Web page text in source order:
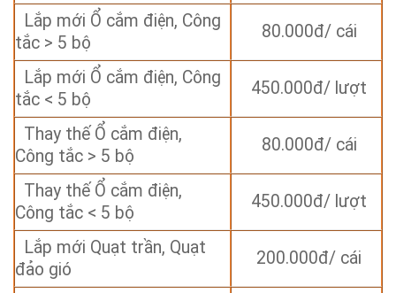
Lắp mới Ổ cắm điện, Công
tắc > 5 bộ
80.000đ/ cái
Lắp mới Ổ cắm điện, Công
tắc < 5 bộ
450.000đ/ lượt
Thay thế Ổ cắm điện,
Công tắc > 5 bộ
80.000đ/ cái
Thay thế Ổ cắm điện,
Công tắc < 5 bộ
450.000đ/ lượt
Lắp mới Quạt trần, Quạt
đảo gió
200.000đ/ cái